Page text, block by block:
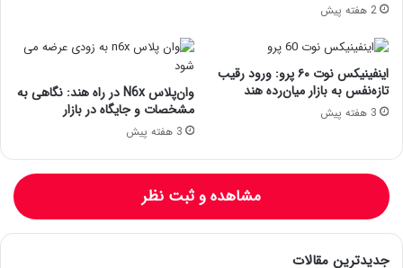
2 هفته پیش
اینفینیکس نوت ۶۰ پرو: ورود رقیب
تازه‌نفس به بازار میان‌رده هند
3 هفته پیش
وان‌پلاس N6x در راه هند: نگاهی به
مشخصات و جایگاه در بازار
3 هفته پیش
مشاهده و ثبت نظر
جدیدترین مقالات